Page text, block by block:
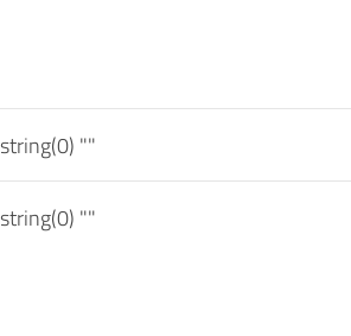
string(0) ""
string(0) ""